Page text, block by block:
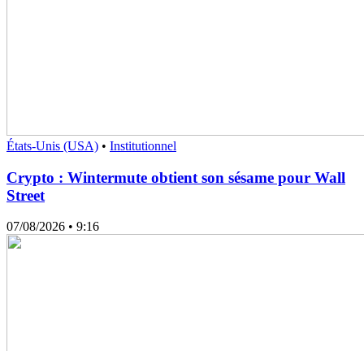
États-Unis (USA) • Institutionnel
Crypto : Wintermute obtient son sésame pour Wall
Street
07/08/2026 • 9:16